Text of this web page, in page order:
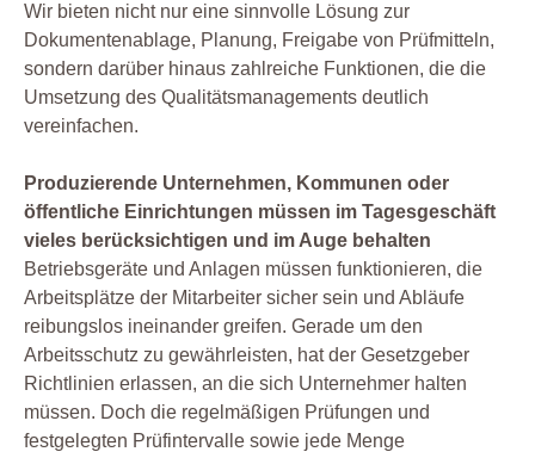
Wir bieten nicht nur eine sinnvolle Lösung zur
Dokumentenablage, Planung, Freigabe von Prüfmitteln,
sondern darüber hinaus zahlreiche Funktionen, die die
Umsetzung des Qualitätsmanagements deutlich
vereinfachen.
Produzierende Unternehmen, Kommunen oder
öffentliche Einrichtungen müssen im Tagesgeschäft
vieles berücksichtigen und im Auge behalten
Betriebsgeräte und Anlagen müssen funktionieren, die
Arbeitsplätze der Mitarbeiter sicher sein und Abläufe
reibungslos ineinander greifen. Gerade um den
Arbeitsschutz zu gewährleisten, hat der Gesetzgeber
Richtlinien erlassen, an die sich Unternehmer halten
müssen. Doch die regelmäßigen Prüfungen und
festgelegten Prüfintervalle sowie jede Menge